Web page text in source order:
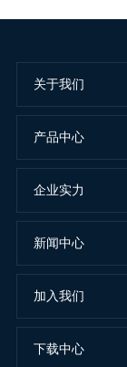
关于我们
产品中心
企业实力
新闻中心
加入我们
下载中心